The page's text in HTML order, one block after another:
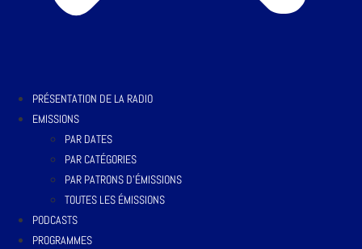
PRÉSENTATION DE LA RADIO
EMISSIONS
PAR DATES
PAR CATÉGORIES
PAR PATRONS D’ÉMISSIONS
TOUTES LES ÉMISSIONS
PODCASTS
PROGRAMMES